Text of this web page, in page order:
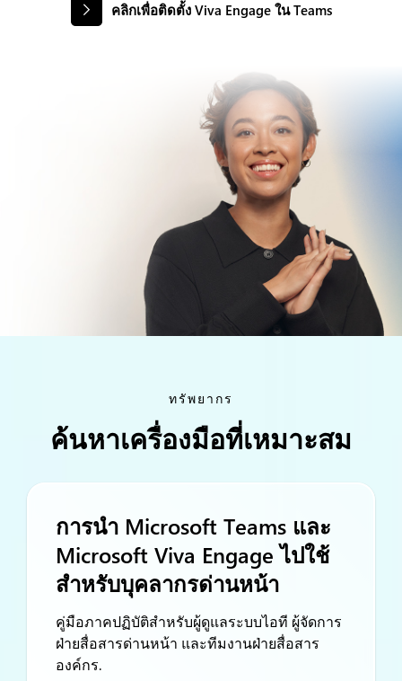
คลิกเพื่อติดตั้ง Viva Engage ใน Teams
ทรัพยากร
ค้นหาเครื่องมือที่เหมาะสม
การนำ Microsoft Teams และ
Microsoft Viva Engage ไปใช้
สำหรับบุคลากรด่านหน้า
คู่มือภาคปฏิบัติสำหรับผู้ดูแลระบบไอที ผู้จัดการ
ฝ่ายสื่อสารด่านหน้า และทีมงานฝ่ายสื่อสาร
องค์กร.